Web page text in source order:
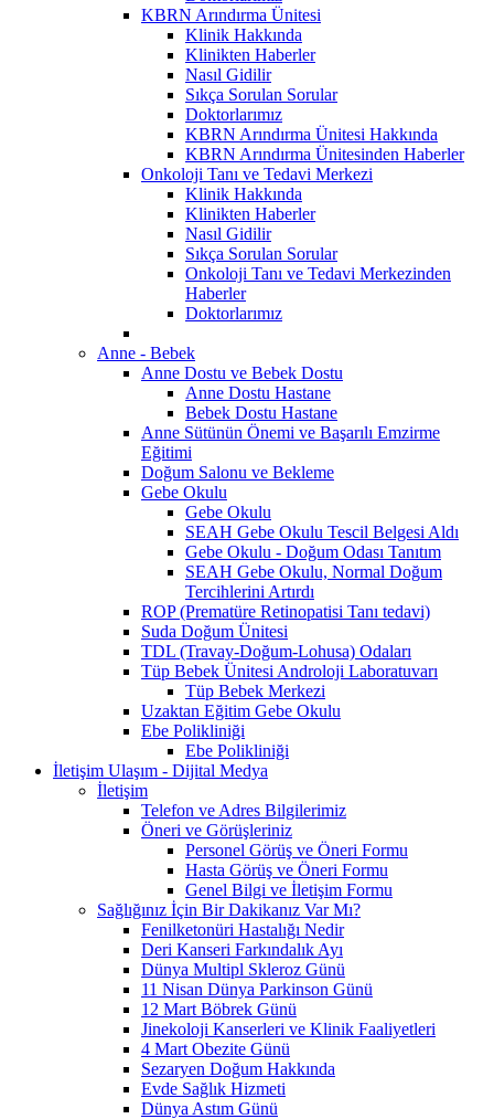
KBRN Arındırma Ünitesi
Klinik Hakkında
Klinikten Haberler
Nasıl Gidilir
Sıkça Sorulan Sorular
Doktorlarımız
KBRN Arındırma Ünitesi Hakkında
KBRN Arındırma Ünitesinden Haberler
Onkoloji Tanı ve Tedavi Merkezi
Klinik Hakkında
Klinikten Haberler
Nasıl Gidilir
Sıkça Sorulan Sorular
Onkoloji Tanı ve Tedavi Merkezinden
Haberler
Doktorlarımız
Anne - Bebek
Anne Dostu ve Bebek Dostu
Anne Dostu Hastane
Bebek Dostu Hastane
Anne Sütünün Önemi ve Başarılı Emzirme
Eğitimi
Doğum Salonu ve Bekleme
Gebe Okulu
Gebe Okulu
SEAH Gebe Okulu Tescil Belgesi Aldı
Gebe Okulu - Doğum Odası Tanıtım
SEAH Gebe Okulu, Normal Doğum
Tercihlerini Artırdı
ROP (Prematüre Retinopatisi Tanı tedavi)
Suda Doğum Ünitesi
TDL (Travay-Doğum-Lohusa) Odaları
Tüp Bebek Ünitesi Androloji Laboratuvarı
Tüp Bebek Merkezi
Uzaktan Eğitim Gebe Okulu
Ebe Polikliniği
Ebe Polikliniği
İletişim Ulaşım - Dijital Medya
İletişim
Telefon ve Adres Bilgilerimiz
Öneri ve Görüşleriniz
Personel Görüş ve Öneri Formu
Hasta Görüş ve Öneri Formu
Genel Bilgi ve İletişim Formu
Sağlığınız İçin Bir Dakikanız Var Mı?
Fenilketonüri Hastalığı Nedir
Deri Kanseri Farkındalık Ayı
Dünya Multipl Skleroz Günü
11 Nisan Dünya Parkinson Günü
12 Mart Böbrek Günü
Jinekoloji Kanserleri ve Klinik Faaliyetleri
4 Mart Obezite Günü
Sezaryen Doğum Hakkında
Evde Sağlık Hizmeti
Dünya Astım Günü